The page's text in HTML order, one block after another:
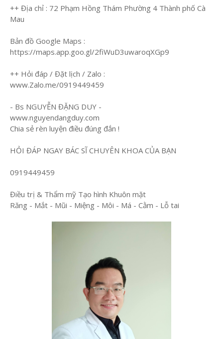
++ Địa chỉ : 72 Phạm Hồng Thám Phường 4 Thành phố Cà
Mau
Bản đồ Google Maps :
https://maps.app.goo.gl/2fiWuD3uwaroqXGp9
++ Hỏi đáp / Đặt lịch / Zalo :
www.Zalo.me/0919449459
- Bs NGUYỄN ĐẶNG DUY -
www.nguyendangduy.com
Chia sẻ rèn luyện điều đúng đắn !
HỎI ĐÁP NGAY BÁC SĨ CHUYÊN KHOA CỦA BẠN
0919449459
Điều trị & Thẩm mỹ Tạo hình Khuôn mặt
Răng - Mắt - Mũi - Miệng - Môi - Má - Cằm - Lỗ tai